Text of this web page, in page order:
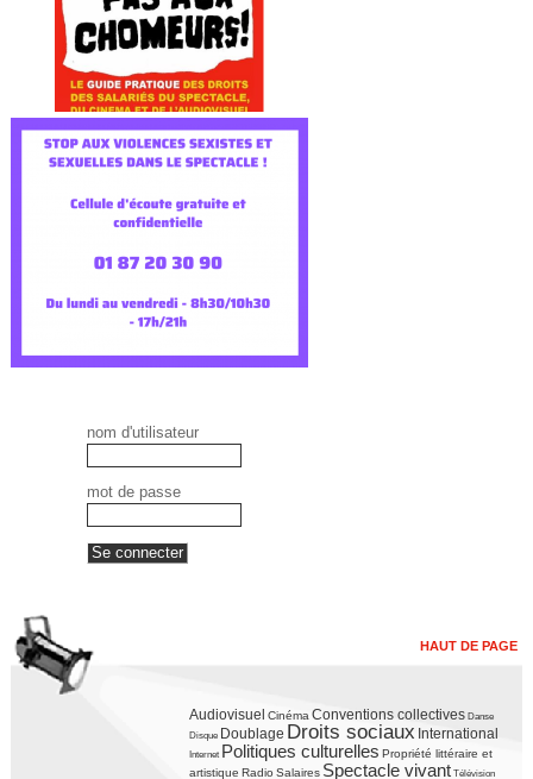
nom d'utilisateur
mot de passe
HAUT DE PAGE
Audiovisuel Cinéma Conventions collectives Danse
Disque Doublage Droits sociaux International
Internet Politiques culturelles Propriété littéraire et
artistique Radio Salaires Spectacle vivant Télévision